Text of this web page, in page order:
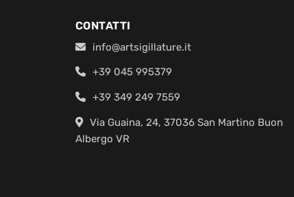
CONTATTI
info@artsigillature.it
+39 045 995379
+39 349 249 7559
Via Guaina, 24, 37036 San Martino Buon
Albergo VR